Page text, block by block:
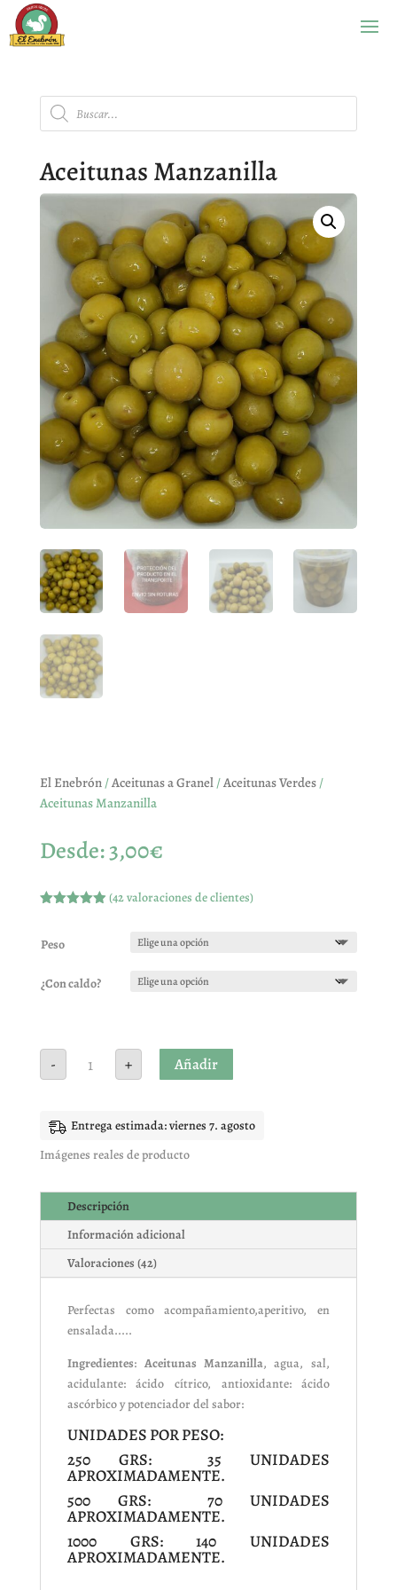
Búsqueda
de
productos
Aceitunas Manzanilla
El Enebrón/Aceitunas a Granel/Aceitunas Verdes/
Aceitunas Manzanilla
Desde:3,00€
5 en base
a
s de
clientes
(42valoraciones de clientes)
Peso
¿Con caldo?
-
Aceitunas
Manzanilla
cantidad
+ Añadir
Entrega estimada: viernes 7. agosto
Imágenes reales de producto
Descripción
Información adicional
Valoraciones (42)
Perfectas como acompañamiento,aperitivo, en
ensalada.....
Ingredientes: Aceitunas Manzanilla, agua, sal,
acidulante: ácido cítrico, antioxidante: ácido
ascórbico y potenciador del sabor:
UNIDADES POR PESO:
250 GRS: 35 UNIDADES
APROXIMADAMENTE.
500 GRS: 70 UNIDADES
APROXIMADAMENTE.
1000 GRS: 140 UNIDADES
APROXIMADAMENTE.